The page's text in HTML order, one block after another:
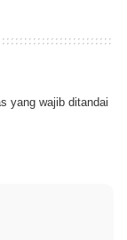
yang wajib ditandai